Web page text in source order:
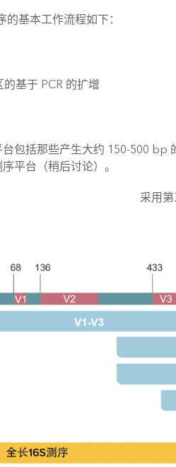
的基本工作流程如下：
基于 PCR 的扩增
包括那些产生大约 150-500 bp
平台（稍后讨论）。
采用